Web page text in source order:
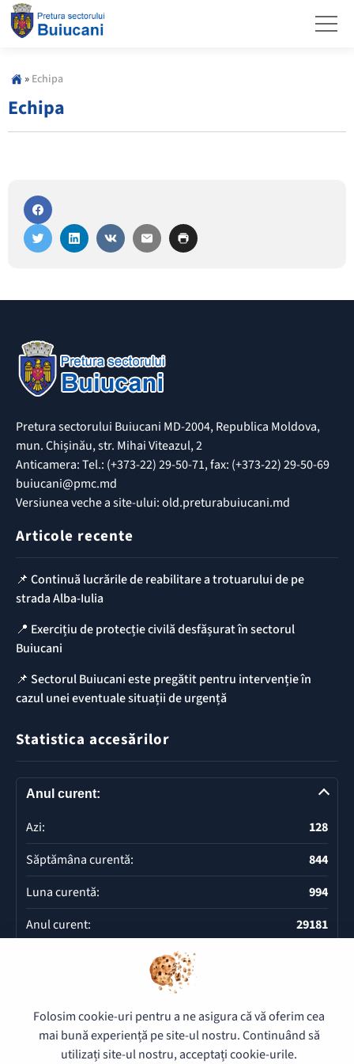
» Echipa
Echipa
Pretura sectorului Buiucani MD-2004, Republica Moldova,
mun. Chișinău, str. Mihai Viteazul, 2
Anticamera: Tel.: (+373-22) 29-50-71, fax: (+373-22) 29-50-69
buiucani@pmc.md
Versiunea veche a site-ului: old.preturabuiucani.md
Articole recente
📌 Continuă lucrările de reabilitare a trotuarului de pe
strada Alba-Iulia
📍 Exercițiu de protecție civilă desfășurat în sectorul
Buiucani
📌 Sectorul Buiucani este pregătit pentru intervenție în
cazul unei eventuale situații de urgență
Statistica accesărilor
Anul curent:
Azi:
128
Săptămâna curentă:
844
Luna curentă:
994
Anul curent:
29181
© 2026 Pretura Buiucani - Toate drepturile rezervate.
Folosim cookie-uri pentru a ne asigura că vă oferim cea
mai bună experiență pe site-ul nostru. Continuând să
utilizați site-ul nostru, acceptați cookie-urile.